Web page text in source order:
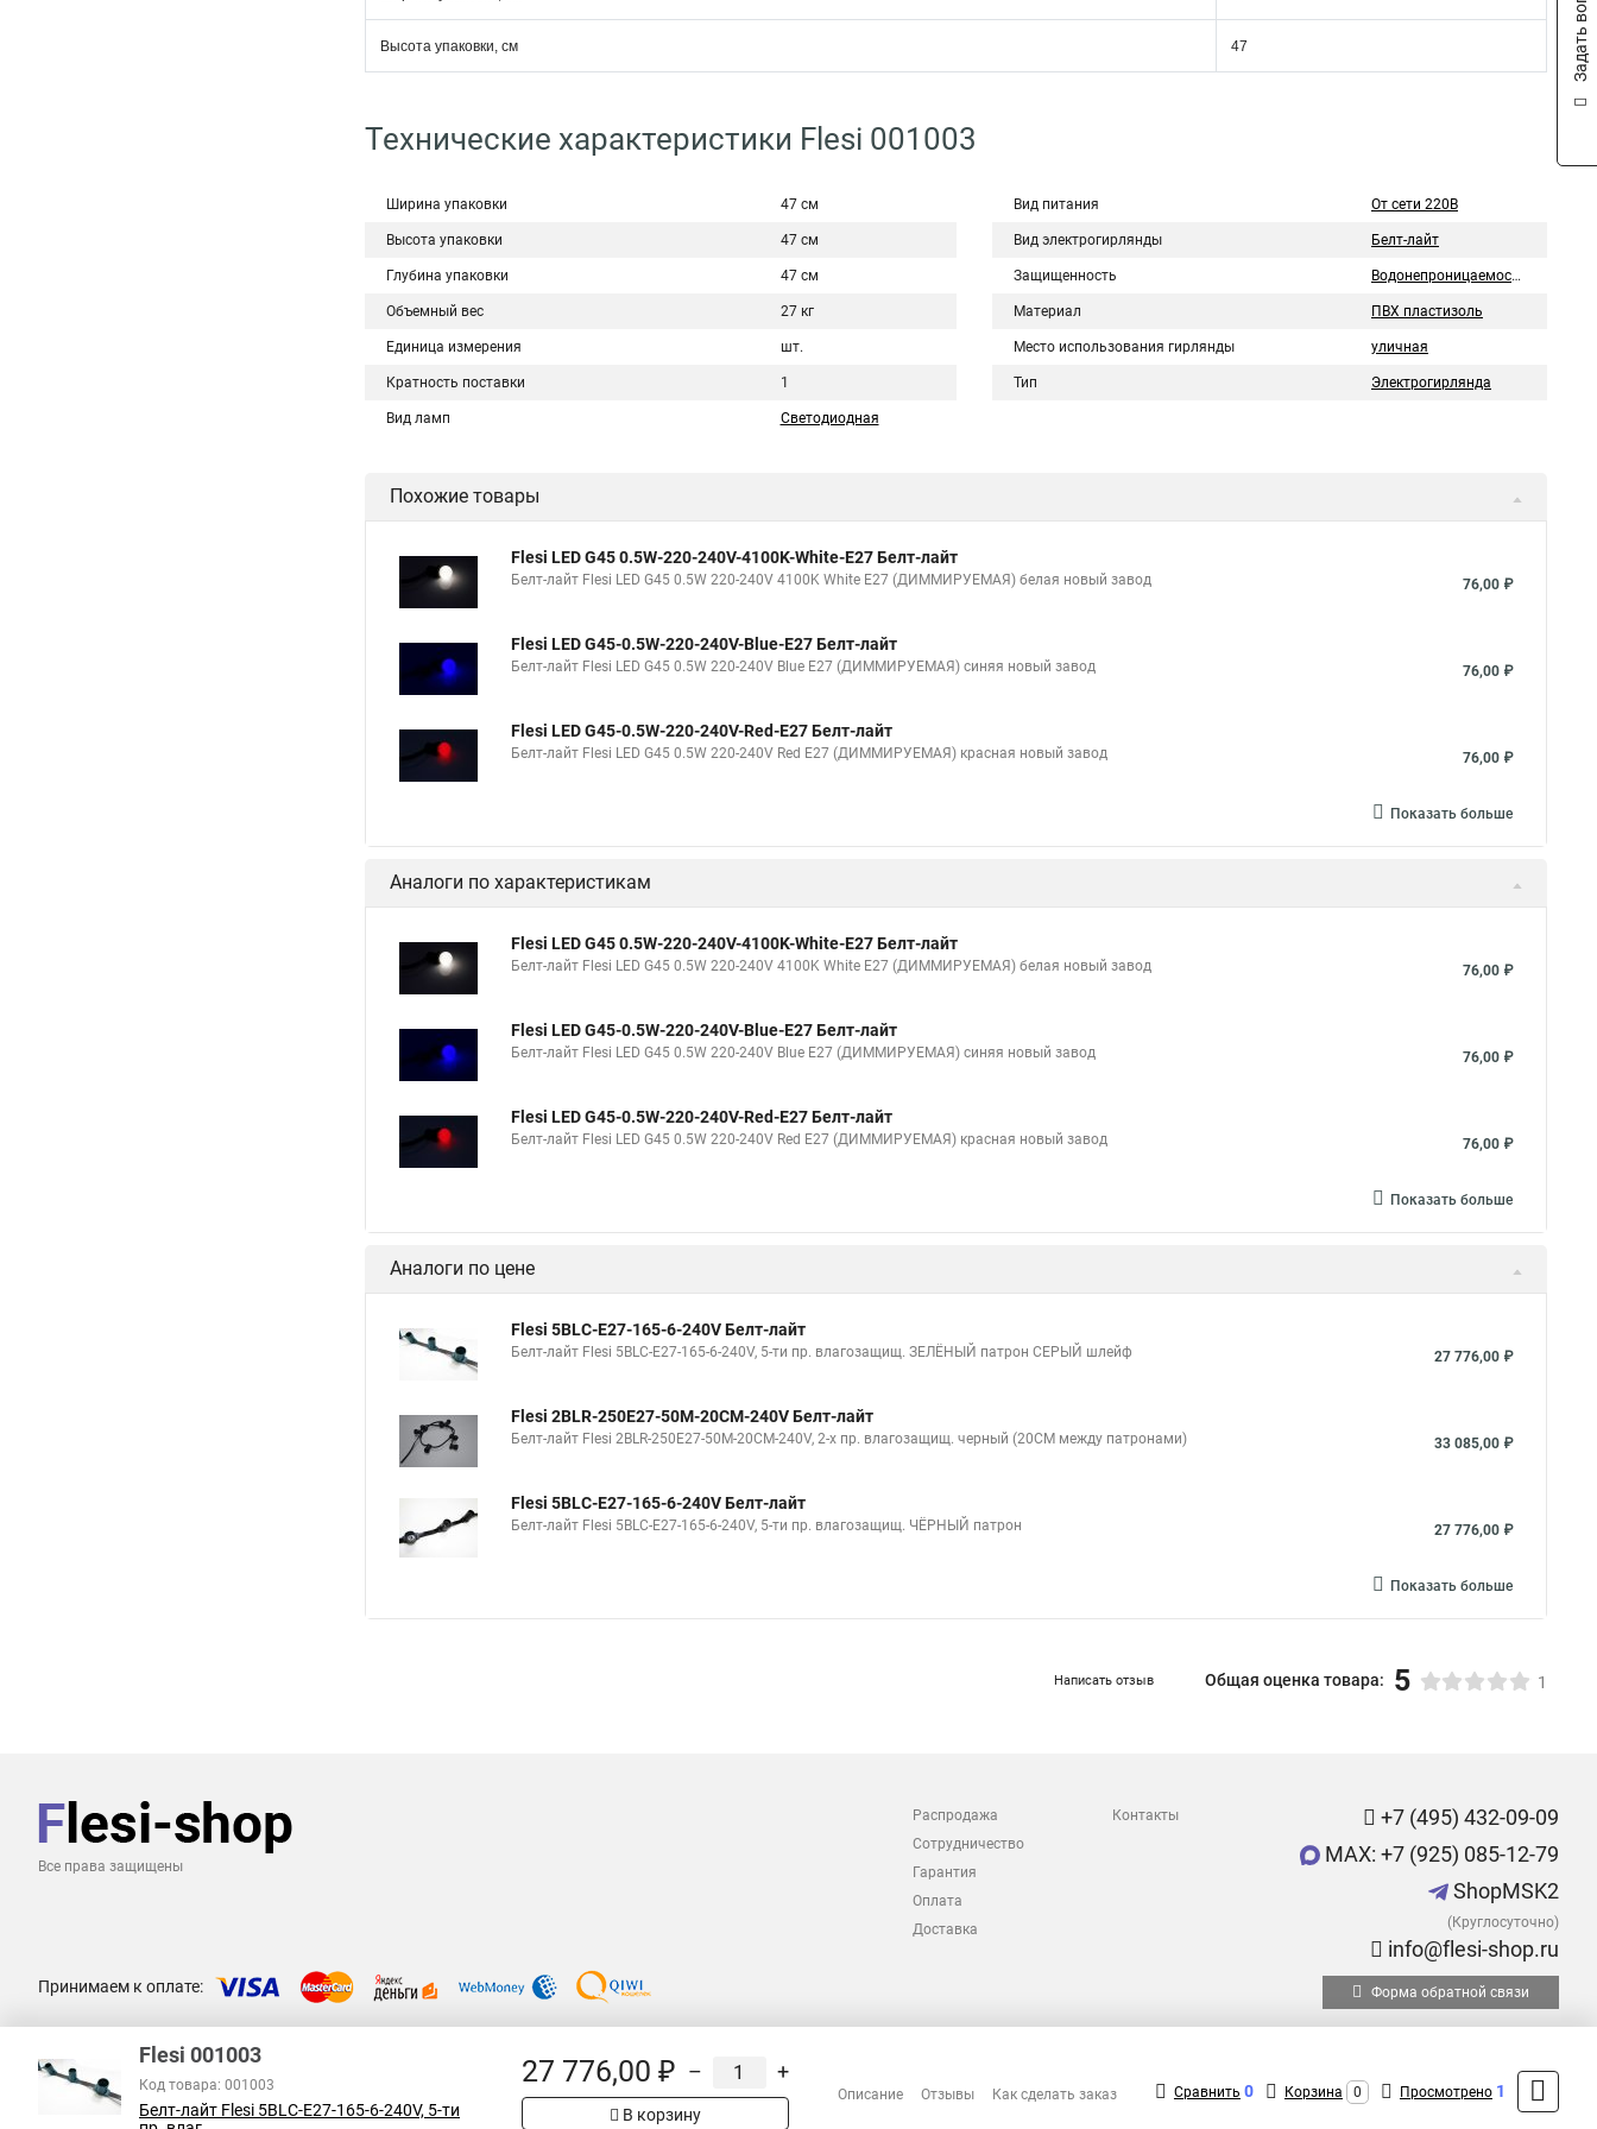
Высота упаковки, см 47
Технические характеристики Flesi 001003
Ширина упаковки 47 см
Высота упаковки 47 см
Глубина упаковки 47 см
Объемный вес 27 кг
Единица измерения шт.
Кратность поставки 1
Вид ламп Светодиодная
Вид питания От сети 220В
Вид электрогирлянды Белт-лайт
Защищенность Водонепроницаемость
Материал ПВХ пластизоль
Место использования гирлянды уличная
Тип Электрогирлянда
Похожие товары
Flesi LED G45 0.5W-220-240V-4100K-White-E27 Белт-лайт
Белт-лайт Flesi LED G45 0.5W 220-240V 4100K White E27 (ДИММИРУЕМАЯ) белая новый завод 76,00 ₽
Flesi LED G45-0.5W-220-240V-Blue-E27 Белт-лайт
Белт-лайт Flesi LED G45 0.5W 220-240V Blue E27 (ДИММИРУЕМАЯ) синяя новый завод 76,00 ₽
Flesi LED G45-0.5W-220-240V-Red-E27 Белт-лайт
Белт-лайт Flesi LED G45 0.5W 220-240V Red E27 (ДИММИРУЕМАЯ) красная новый завод 76,00 ₽
Показать больше
Аналоги по характеристикам
Flesi LED G45 0.5W-220-240V-4100K-White-E27 Белт-лайт
Белт-лайт Flesi LED G45 0.5W 220-240V 4100K White E27 (ДИММИРУЕМАЯ) белая новый завод 76,00 ₽
Flesi LED G45-0.5W-220-240V-Blue-E27 Белт-лайт
Белт-лайт Flesi LED G45 0.5W 220-240V Blue E27 (ДИММИРУЕМАЯ) синяя новый завод 76,00 ₽
Flesi LED G45-0.5W-220-240V-Red-E27 Белт-лайт
Белт-лайт Flesi LED G45 0.5W 220-240V Red E27 (ДИММИРУЕМАЯ) красная новый завод 76,00 ₽
Показать больше
Аналоги по цене
Flesi 5BLС-E27-165-6-240V Белт-лайт
Белт-лайт Flesi 5BLС-E27-165-6-240V, 5-ти пр. влагозащищ. ЗЕЛЁНЫЙ патрон СЕРЫЙ шлейф 27 776,00 ₽
Flesi 2BLR-250E27-50M-20CM-240V Белт-лайт
Белт-лайт Flesi 2BLR-250E27-50M-20CM-240V, 2-х пр. влагозащищ. черный (20СМ между патронами) 33 085,00 ₽
Flesi 5BLС-E27-165-6-240V Белт-лайт
Белт-лайт Flesi 5BLС-E27-165-6-240V, 5-ти пр. влагозащищ. ЧЁРНЫЙ патрон 27 776,00 ₽
Показать больше
Написать отзыв Общая оценка товара: 5 1
Все права защищены
Распродажа
Сотрудничество
Гарантия
Оплата
Доставка
Контакты
+7 (495) 432-09-09
MAX: +7 (925) 085-12-79
ShopMSK2
(Круглосуточно)
info@flesi-shop.ru
Принимаем к оплате: Форма обратной связи
Flesi 001003
Код товара: 001003
Белт-лайт Flesi 5BLС-E27-165-6-240V, 5-ти
27 776,00 ₽ – +
В корзину
Описание Отзывы Как сделать заказ Сравнить 0 Корзина 0 Просмотрено 1
Задать вопрос